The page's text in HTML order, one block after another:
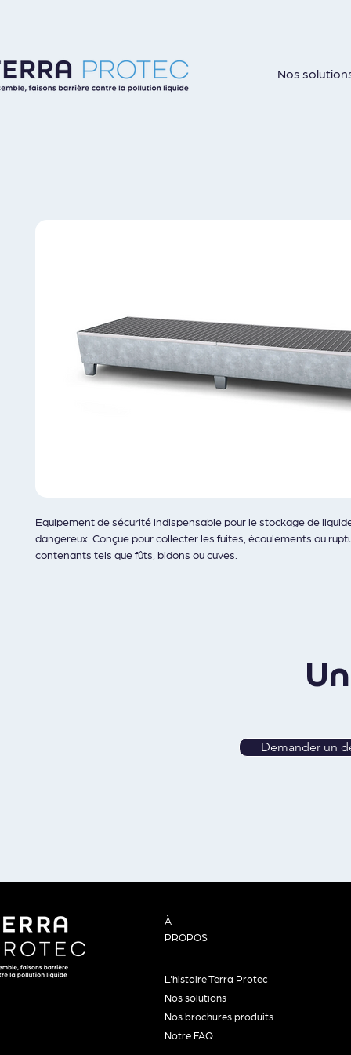
Nos
Equipement de sécurité indispensable pour le stockage de
dangereux. Conçue pour collecter les fuites, écoulements ou
contenants tels que fûts, bidons ou cuves.
Demander un
À
PROPOS
L'histoire Terra Protec
Nos solutions
Nos brochures produits
Notre FAQ